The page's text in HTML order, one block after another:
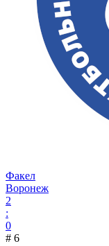
Факел
Воронеж
2
:
0
# 6